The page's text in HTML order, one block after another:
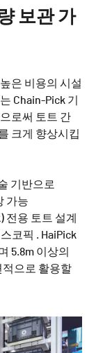
보관 가
은 비용의 시설
Chain-Pick 기
로써 토트 간
크게 향상시킵
기반으로
가능
전용 토트 설계
코픽 . HaiPick
5.8m 이상의
적으로 활용할